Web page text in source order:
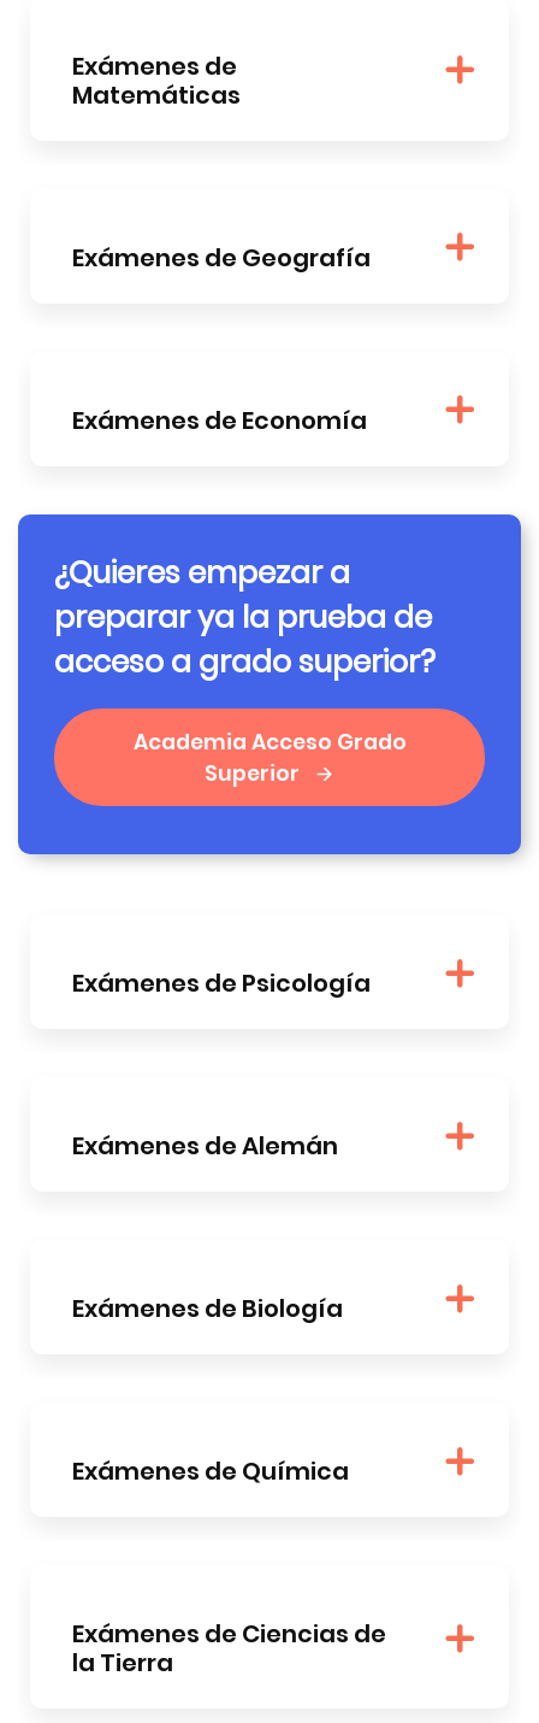
Exámenes de
Matemáticas
Exámenes de Geografía
Exámenes de Economía
¿Quieres empezar a
preparar ya la prueba de
acceso a grado superior?
Academia Acceso Grado
Superior
Exámenes de Psicología
Exámenes de Alemán
Exámenes de Biología
Exámenes de Química
Exámenes de Ciencias de
la Tierra